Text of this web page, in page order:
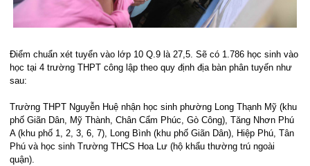
Điểm chuẩn xét tuyển vào lớp 10 Q.9 là 27,5. Sẽ có 1.786 học sinh vào
học tại 4 trường THPT công lập theo quy định địa bàn phân tuyến như
sau:
Trường THPT Nguyễn Huệ nhận học sinh phường Long Thạnh Mỹ (khu
phố Giãn Dân, Mỹ Thành, Chân Cẩm Phúc, Gò Công), Tăng Nhơn Phú
A (khu phố 1, 2, 3, 6, 7), Long Bình (khu phố Giãn Dân), Hiệp Phú, Tân
Phú và học sinh Trường THCS Hoa Lư (hộ khẩu thường trú ngoài
quận).